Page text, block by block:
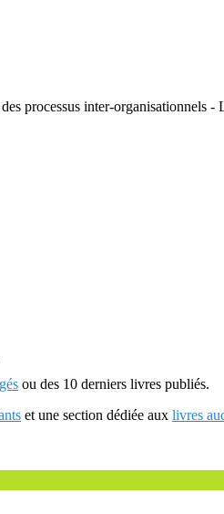
processus inter-organisationnels -
ou des 10 derniers livres publiés.
et une section dédiée aux livres